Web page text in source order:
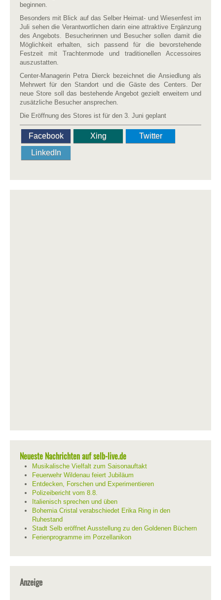
beginnen.
Besonders mit Blick auf das Selber Heimat- und Wiesenfest im
Juli sehen die Verantwortlichen darin eine attraktive Ergänzung
des Angebots. Besucherinnen und Besucher sollen damit die
Möglichkeit erhalten, sich passend für die bevorstehende
Festzeit mit Trachtenmode und traditionellen Accessoires
auszustatten.
Center-Managerin Petra Dierck bezeichnet die Ansiedlung als
Mehrwert für den Standort und die Gäste des Centers. Der
neue Store soll das bestehende Angebot gezielt erweitern und
zusätzliche Besucher ansprechen.
Die Eröffnung des Stores ist für den 3. Juni geplant
Facebook Xing
Twitter
LinkedIn
Neueste Nachrichten auf selb-live.de
Musikalische Vielfalt zum Saisonauftakt
Feuerwehr Wildenau feiert Jubiläum
Entdecken, Forschen und Experimentieren
Polizeibericht vom 8.8.
Italienisch sprechen und üben
Bohemia Cristal verabschiedet Erika Ring in den
Ruhestand
Stadt Selb eröffnet Ausstellung zu den Goldenen Büchern
Ferienprogramme im Porzellanikon
Anzeige